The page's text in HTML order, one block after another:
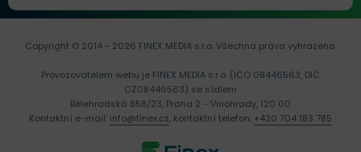
Copyright © 2014 - 2026 FINEX MEDIA s.r.o.Všechna práva vyhrazena.
Provozovatelem webu je FINEX MEDIA s.r.o. (IČO 08446563, DIČ
CZ08446563) se sídlem
Bělehradská 858/23, Praha 2 - Vinohrady, 120 00
Kontaktní e-mail: info@finex.cz, kontaktní telefon: +420 704 183 785